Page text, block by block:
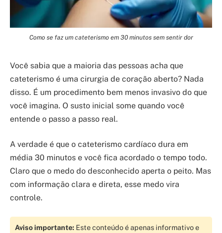
Como se faz um cateterismo em 30 minutos sem sentir dor
Você sabia que a maioria das pessoas acha que
cateterismo é uma cirurgia de coração aberto? Nada
disso. É um procedimento bem menos invasivo do que
você imagina. O susto inicial some quando você
entende o passo a passo real.
A verdade é que o cateterismo cardíaco dura em
média 30 minutos e você fica acordado o tempo todo.
Claro que o medo do desconhecido aperta o peito. Mas
com informação clara e direta, esse medo vira
controle.
Aviso importante: Este conteúdo é apenas informativo e